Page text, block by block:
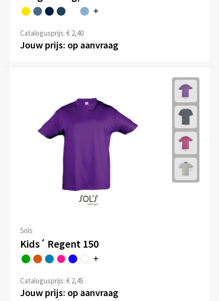
Kledingaccessoires
Vesten
Catalogusprijs: € 2,40
Jouw prijs: op aanvraag
Sols
Kids´ Regent 150
Catalogusprijs: € 2,45
Jouw prijs: op aanvraag